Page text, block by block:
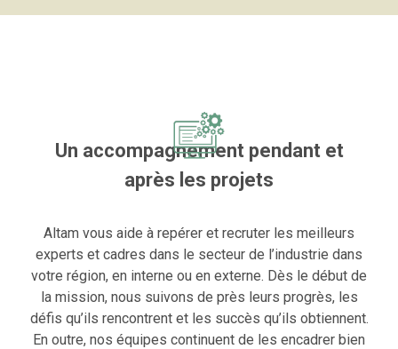
Un accompagnement pendant et
après les projets
Altam vous aide à repérer et recruter les meilleurs
experts et cadres dans le secteur de l’industrie dans
votre région, en interne ou en externe. Dès le début de
la mission, nous suivons de près leurs progrès, les
défis qu’ils rencontrent et les succès qu’ils obtiennent.
En outre, nos équipes continuent de les encadrer bien